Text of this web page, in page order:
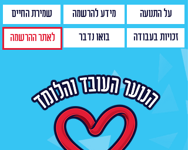
על התנועה
בואו נדבר
לאתר ההרשמה זכויות בעבודה
שמירת החיים מידע להרשמה